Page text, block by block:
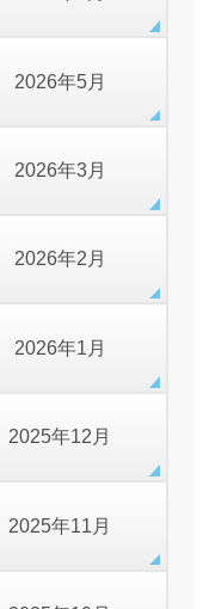
2026年5月
2026年3月
2026年2月
2026年1月
2025年12月
2025年11月